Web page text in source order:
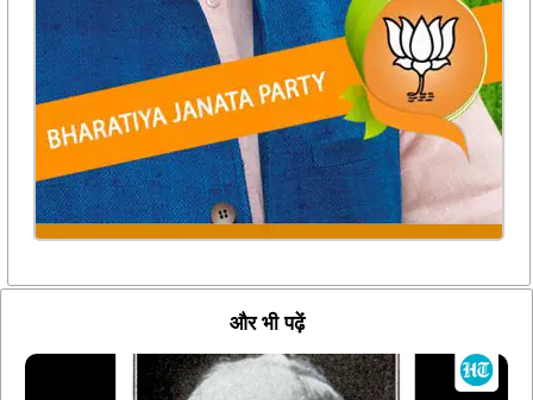
और भी पढ़ें